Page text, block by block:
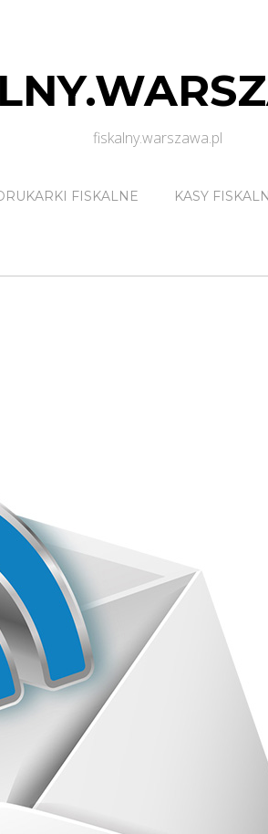
fiskalny.warszawa.pl
FISKALNE KASY